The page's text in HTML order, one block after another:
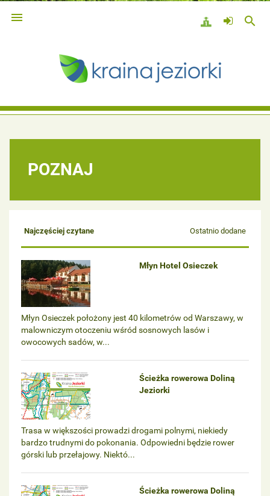
 search
POZNAJ
Najczęściej czytane Ostatnio dodane
Młyn Hotel Osieczek
Młyn Osieczek położony jest 40 kilometrów od Warszawy, w
malowniczym otoczeniu wśród sosnowych lasów i
owocowych sadów, w...
Ścieżka rowerowa Doliną
Jeziorki
Trasa w większości prowadzi drogami polnymi, niekiedy
bardzo trudnymi do pokonania. Odpowiedni będzie rower
górski lub przełajowy. Niektó...
Ścieżka rowerowa Doliną